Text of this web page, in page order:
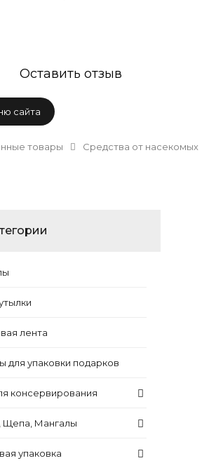
Оставить отзыв
сайта
товары Средства от насекомых
лента
для упаковки подарков
консервирования
Щепа, Мангалы
упаковка